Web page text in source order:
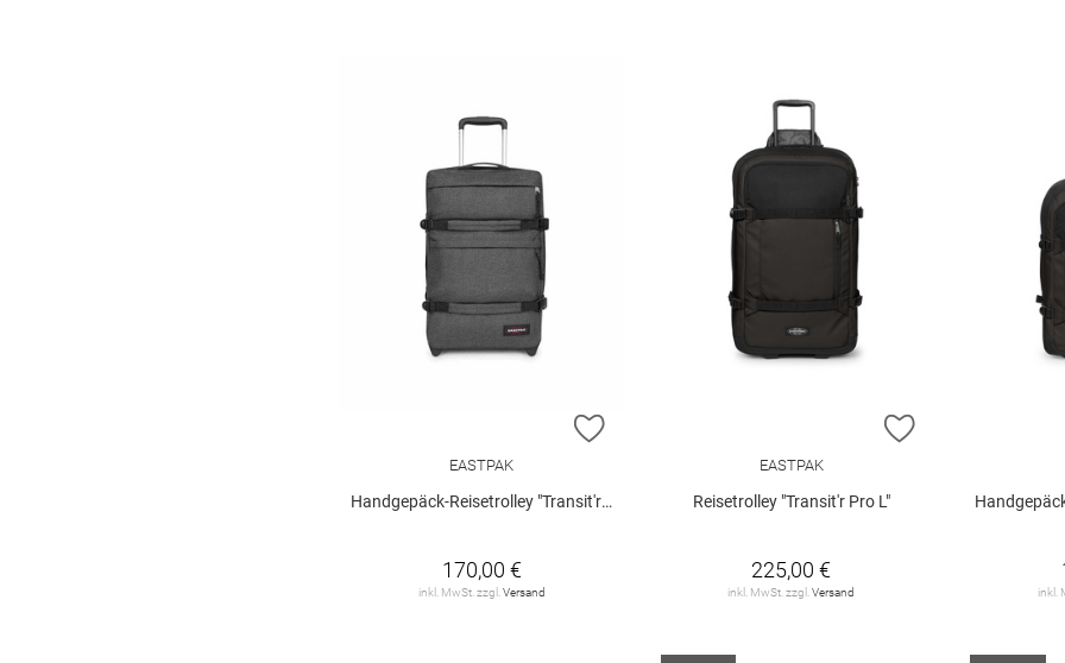
ZUR WUNSCHLISTE HINZUFÜGEN
EASTPAK
Handgepäck-Reisetrolley "Transit'r Plus S"
170,00 €
inkl. MwSt. zzgl. Versand
ZUR
EASTPAK
Reisetrolley "Transit'r Pro L"
225,00 €
inkl. MwSt. zzgl.Versand inkl.